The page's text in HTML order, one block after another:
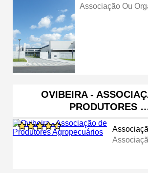
Associação Ou
OVIBEIRA -
PRODUTORES